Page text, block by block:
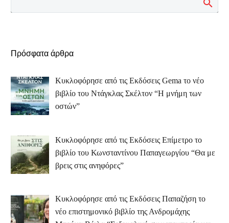
Πρόσφατα άρθρα
Κυκλοφόρησε από τις Εκδόσεις Gema το νέο
βιβλίο του Ντάγκλας Σκέλτον “Η μνήμη των
οστών”
Κυκλοφόρησε από τις Εκδόσεις Επίμετρο το
βιβλίο του Κωνσταντίνου Παπαγεωργίου “Θα με
βρεις στις ανηφόρες”
Κυκλοφόρησε από τις Εκδόσεις Παπαζήση το
νέο επιστημονικό βιβλίο της Ανδρομάχης